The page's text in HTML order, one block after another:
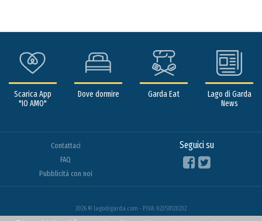
Scarica App
"IO AMO"
Dove dormire Garda Eat
Lago di Garda
News
Contattaci
FAQ
Pubblicità con noi
Seguici su
2026 © lagodigarda.com - P.IVA: 02358120232